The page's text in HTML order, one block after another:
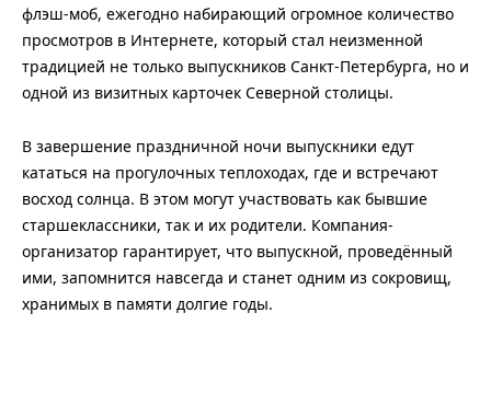
флэш-моб, ежегодно набирающий огромное количество
просмотров в Интернете, который стал неизменной
традицией не только выпускников Санкт-Петербурга, но и
одной из визитных карточек Северной столицы.
В завершение праздничной ночи выпускники едут
кататься на прогулочных теплоходах, где и встречают
восход солнца. В этом могут участвовать как бывшие
старшеклассники, так и их родители. Компания-
организатор гарантирует, что выпускной, проведённый
ими, запомнится навсегда и станет одним из сокровищ,
хранимых в памяти долгие годы.